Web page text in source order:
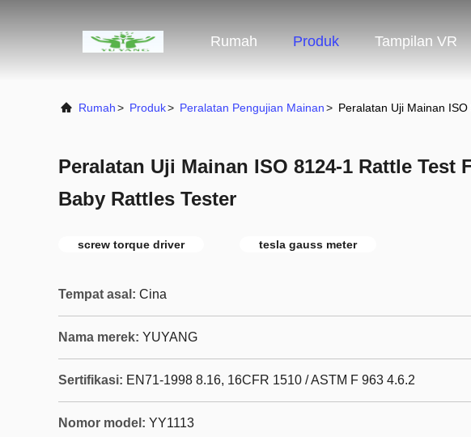
Rumah Produk Tampilan VR
Rumah> Produk> Peralatan Pengujian Mainan> Peralatan Uji Mainan
Peralatan Uji Mainan ISO 8124-1 Rattle Test
Baby Rattles Tester
screw torque driver tesla gauss meter
Tempat asal: Cina
Nama merek: YUYANG
Sertifikasi: EN71-1998 8.16, 16CFR 1510 / ASTM F 963 4.6.2
Nomor model: YY1113